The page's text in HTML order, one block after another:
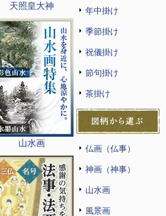
天照皇大神
山水画
年中掛け
季節掛け
祝儀掛け
節句掛け
茶掛け
仏画（仏事）
神画（神事）
山水画
風景画